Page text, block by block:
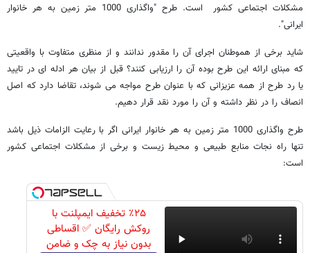
مشکلات اجتماعی کشور است. طرح "واگذاری 1000 متر زمین به هر خانوار
ایرانی".
شاید برخی از هموطنان اجرای آن را مقدور ندانند و از منظری متفاوت با واقعیتی
که مبنای ارائه این طرح بوده آن را ارزیابی کنند؟ قبل از بیان هر ادله ای در تایید
یا رد طرح از همه عزیزانی که با عنوان طرح مواجه می شوند، تقاضا دارد که اصل
انصاف را در نظر داشته و آن را مورد نقد قرار دهیم.
طرح واگذاری 1000 متر زمین به هر خانوار ایرانی اگر با رعایت الزامات ذیل باشد
تنها راه نجات منابع طبیعی و محیط زیست و برخی از مشکلات اجتماعی کشور
است:
٪۲۵ تخفیف ایمپلنت با
روکش رایگان ✅ اقساطی
بدون نیاز به چک و ضامن